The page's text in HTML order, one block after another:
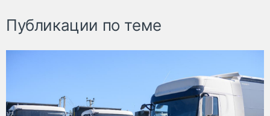
Публикации по теме